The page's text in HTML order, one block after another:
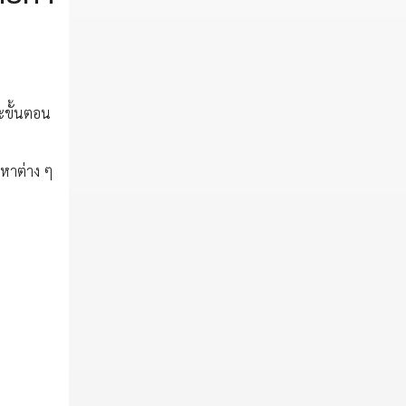
ขั้นตอน
าต่าง ๆ